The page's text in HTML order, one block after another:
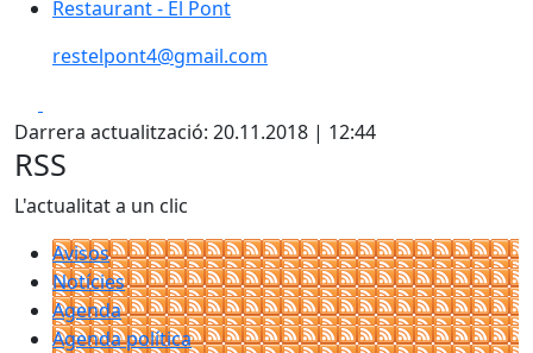
Restaurant - El Pont
Restaurant - El Pont
restelpont4@gmail.com
Darrera actualització: 20.11.2018 | 12:44
RSS
L'actualitat a un clic
Avisos
Notícies
Agenda
Agenda política